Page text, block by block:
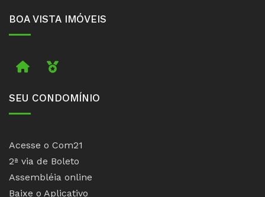
BOA VISTA IMÓVEIS
ImobiliáriaBoa Vista Prime
SEU CONDOMÍNIO
Acesse o Com21
2ª via de Boleto
Assembléia online
Baixe o Aplicativo